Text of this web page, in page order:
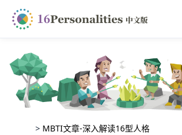
> MBTI文章-深入解读16型人格